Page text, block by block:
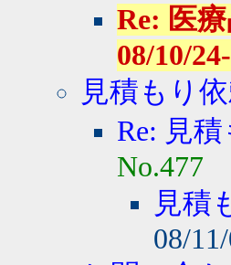
Re: 医
08/10/
見積もり
Re: 見
No.477
見積
08/